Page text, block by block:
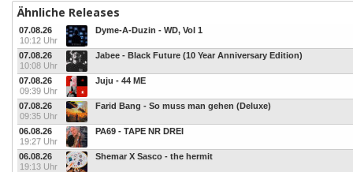
Ähnliche Releases
07.08.26
10:12 Uhr
Dyme-A-Duzin - WD, Vol 1
07.08.26
10:08 Uhr
Jabee - Black Future (10 Year Anniversary Edition)
07.08.26
09:39 Uhr
Juju - 44 ME
07.08.26
09:35 Uhr
Farid Bang - So muss man gehen (Deluxe)
06.08.26
19:27 Uhr
PA69 - TAPE NR DREI
06.08.26
19:13 Uhr
Shemar X Sasco - the hermit